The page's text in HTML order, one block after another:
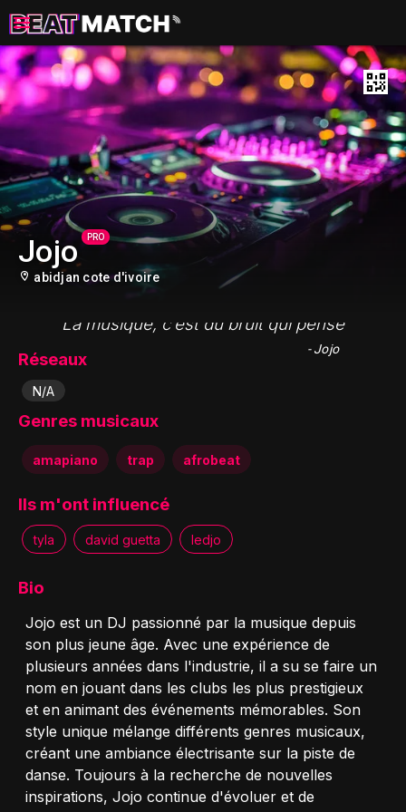
Jojo PRO
abidjan cote d'ivoire
"La musique, c’est du bruit qui pense"
- Jojo
Réseaux
N/A
Genres musicaux
amapiano trap afrobeat
Ils m'ont influencé
tyla david guetta ledjo
Bio
Jojo est un DJ passionné par la musique depuis
son plus jeune âge. Avec une expérience de
plusieurs années dans l'industrie, il a su se faire un
nom en jouant dans les clubs les plus prestigieux
et en animant des événements mémorables. Son
style unique mélange différents genres musicaux,
créant une ambiance électrisante sur la piste de
danse. Toujours à la recherche de nouvelles
inspirations, Jojo continue d'évoluer et de